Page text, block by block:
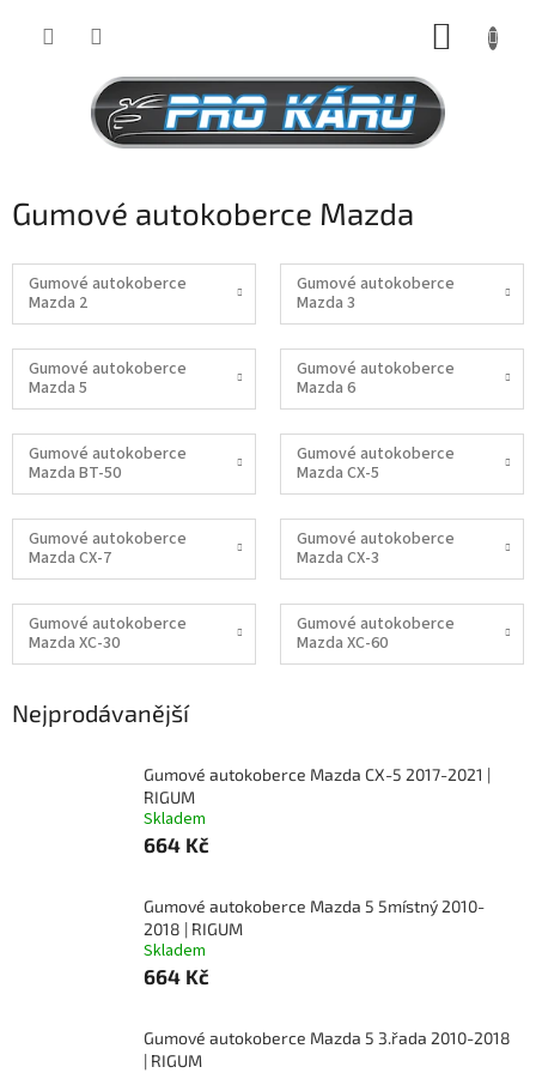
Gumové autokoberce Mazda
Gumové autokoberce
Mazda 2
Gumové autokoberce
Mazda 3
Gumové autokoberce
Mazda 5
Gumové autokoberce
Mazda 6
Gumové autokoberce
Mazda BT-50
Gumové autokoberce
Mazda CX-5
Gumové autokoberce
Mazda CX-7
Gumové autokoberce
Mazda CX-3
Gumové autokoberce
Mazda XC-30
Gumové autokoberce
Mazda XC-60
Nejprodávanější
Gumové autokoberce Mazda CX-5 2017-2021 |
RIGUM
Skladem
664 Kč
Gumové autokoberce Mazda 5 5místný 2010-
2018 | RIGUM
Skladem
664 Kč
Gumové autokoberce Mazda 5 3.řada 2010-2018
| RIGUM